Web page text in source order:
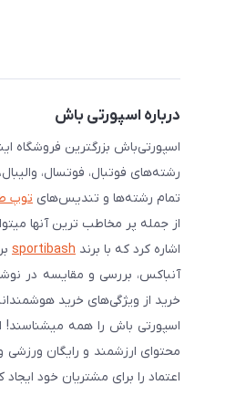
درباره اسپورتی باش
اسپورتی‌باش بزرگترین فروشگاه
رشته‌های فوتبال، فوتسال،
تمام رشته‌ها و تندیس‌های توپ
از جمله پر مخاطب ترین آنها
اشاره کرد که با برند sportibash
آنباکس، بررسی‌ و مقایسه در
خرید از ویژگی‌های خرید
محتوای ارزشمند و رایگان
اعتماد را برای مشتریان خود